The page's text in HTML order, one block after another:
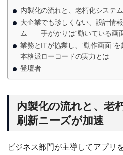
内製化の流れと、老朽化システ
大企業でも珍しくない、設計情
ム――手がかりは“動いている画
業務とITが協業し、“動作画面”
本格派ローコードの実力とは
登壇者
内製化の流れと、老
刷新ニーズが加速
ビジネス部門が主導してアプリ